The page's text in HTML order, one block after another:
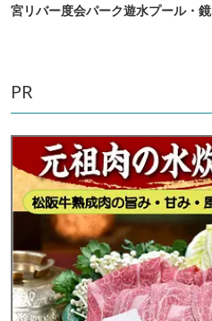
宮リバー度会パーク遊水プール・鏡
PR